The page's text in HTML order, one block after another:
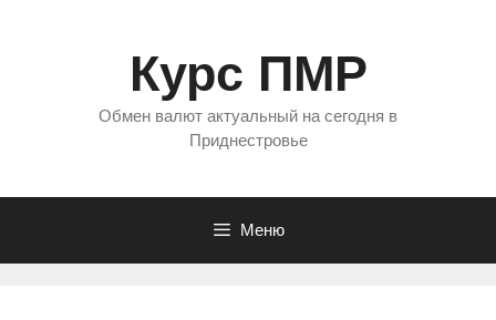
Курс ПМР
Обмен валют актуальный на сегодня в
Приднестровье
Меню